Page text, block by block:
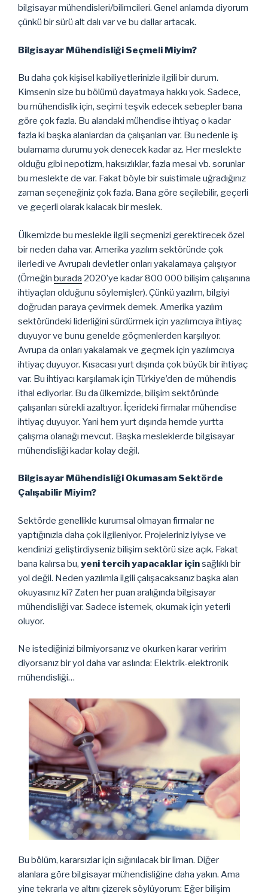
bilgisayar mühendisleri/bilimcileri. Genel anlamda diyorum
çünkü bir sürü alt dalı var ve bu dallar artacak.
Bilgisayar Mühendisliği Seçmeli Miyim?
Bu daha çok kişisel kabiliyetlerinizle ilgili bir durum.
Kimsenin size bu bölümü dayatmaya hakkı yok. Sadece,
bu mühendislik için, seçimi teşvik edecek sebepler bana
göre çok fazla. Bu alandaki mühendise ihtiyaç o kadar
fazla ki başka alanlardan da çalışanları var. Bu nedenle iş
bulamama durumu yok denecek kadar az. Her meslekte
olduğu gibi nepotizm, haksızlıklar, fazla mesai vb. sorunlar
bu meslekte de var. Fakat böyle bir suistimale uğradığınız
zaman seçeneğiniz çok fazla. Bana göre seçilebilir, geçerli
ve geçerli olarak kalacak bir meslek.
Ülkemizde bu meslekle ilgili seçmenizi gerektirecek özel
bir neden daha var. Amerika yazılım sektöründe çok
ilerledi ve Avrupalı devletler onları yakalamaya çalışıyor
(Örneğin burada 2020’ye kadar 800 000 bilişim çalışanına
ihtiyaçları olduğunu söylemişler). Çünkü yazılım, bilgiyi
doğrudan paraya çevirmek demek. Amerika yazılım
sektöründeki liderliğini sürdürmek için yazılımcıya ihtiyaç
duyuyor ve bunu genelde göçmenlerden karşılıyor.
Avrupa da onları yakalamak ve geçmek için yazılımcıya
ihtiyaç duyuyor. Kısacası yurt dışında çok büyük bir ihtiyaç
var. Bu ihtiyacı karşılamak için Türkiye’den de mühendis
ithal ediyorlar. Bu da ülkemizde, bilişim sektöründe
çalışanları sürekli azaltıyor. İçerideki firmalar mühendise
ihtiyaç duyuyor. Yani hem yurt dışında hemde yurtta
çalışma olanağı mevcut. Başka mesleklerde bilgisayar
mühendisliği kadar kolay değil.
Bilgisayar Mühendisliği Okumasam Sektörde
Çalışabilir Miyim?
Sektörde genellikle kurumsal olmayan firmalar ne
yaptığınızla daha çok ilgileniyor. Projeleriniz iyiyse ve
kendinizi geliştirdiyseniz bilişim sektörü size açık. Fakat
bana kalırsa bu, yeni tercih yapacaklar içinsağlıklı bir
yol değil. Neden yazılımla ilgili çalışacaksanız başka alan
okuyasınız ki? Zaten her puan aralığında bilgisayar
mühendisliği var. Sadece istemek, okumak için yeterli
oluyor.
Ne istediğinizi bilmiyorsanız ve okurken karar veririm
diyorsanız bir yol daha var aslında: Elektrik-elektronik
mühendisliği…
Bu bölüm, kararsızlar için sığınılacak bir liman. Diğer
alanlara göre bilgisayar mühendisliğine daha yakın. Ama
yine tekrarla ve altını çizerek söylüyorum: Eğer bilişim